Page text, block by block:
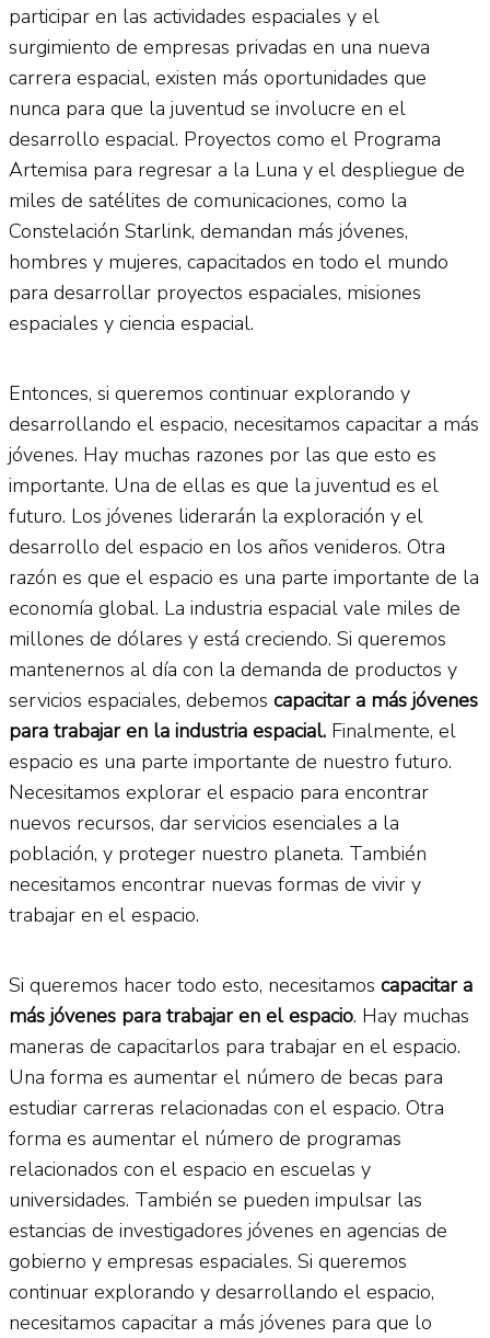
participar en las actividades espaciales y el
surgimiento de empresas privadas en una nueva
carrera espacial, existen más oportunidades que
nunca para que la juventud se involucre en el
desarrollo espacial. Proyectos como el Programa
Artemisa para regresar a la Luna y el despliegue de
miles de satélites de comunicaciones, como la
Constelación Starlink, demandan más jóvenes,
hombres y mujeres, capacitados en todo el mundo
para desarrollar proyectos espaciales, misiones
espaciales y ciencia espacial.
Entonces, si queremos continuar explorando y
desarrollando el espacio, necesitamos capacitar a más
jóvenes. Hay muchas razones por las que esto es
importante. Una de ellas es que la juventud es el
futuro. Los jóvenes liderarán la exploración y el
desarrollo del espacio en los años venideros. Otra
razón es que el espacio es una parte importante de la
economía global. La industria espacial vale miles de
millones de dólares y está creciendo. Si queremos
mantenernos al día con la demanda de productos y
servicios espaciales, debemos capacitar a más jóvenes
para trabajar en la industria espacial. Finalmente, el
espacio es una parte importante de nuestro futuro.
Necesitamos explorar el espacio para encontrar
nuevos recursos, dar servicios esenciales a la
población, y proteger nuestro planeta. También
necesitamos encontrar nuevas formas de vivir y
trabajar en el espacio.
Si queremos hacer todo esto, necesitamos capacitar a
más jóvenes para trabajar en el espacio. Hay muchas
maneras de capacitarlos para trabajar en el espacio.
Una forma es aumentar el número de becas para
estudiar carreras relacionadas con el espacio. Otra
forma es aumentar el número de programas
relacionados con el espacio en escuelas y
universidades. También se pueden impulsar las
estancias de investigadores jóvenes en agencias de
gobierno y empresas espaciales. Si queremos
continuar explorando y desarrollando el espacio,
necesitamos capacitar a más jóvenes para que lo